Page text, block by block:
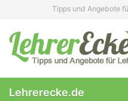
content
Tipps und Angebote
Lehrerecke.de